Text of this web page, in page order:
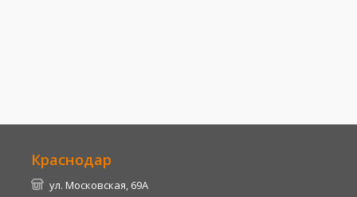
Краснодар
ул. Московская, 69А